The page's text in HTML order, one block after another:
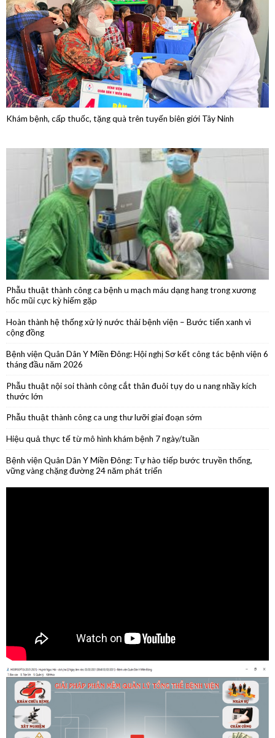
Khám bệnh, cấp thuốc, tặng quà trên tuyến biên giới Tây Ninh
Phẫu thuật thành công ca bệnh u mạch máu dạng hang trong xương
hốc mũi cực kỳ hiếm gặp
Hoàn thành hệ thống xử lý nước thải bệnh viện – Bước tiến xanh vì
cộng đồng
Bệnh viện Quân Dân Y Miền Đông: Hội nghị Sơ kết công tác bệnh viện 6
tháng đầu năm 2026
Phẫu thuật nội soi thành công cắt thân đuôi tụy do u nang nhầy kích
thước lớn
Phẫu thuật thành công ca ung thư lưỡi giai đoạn sớm
Hiệu quả thực tế từ mô hình khám bệnh 7 ngày/tuần
Bệnh viện Quân Dân Y Miền Đông: Tự hào tiếp bước truyền thống,
vững vàng chặng đường 24 năm phát triển